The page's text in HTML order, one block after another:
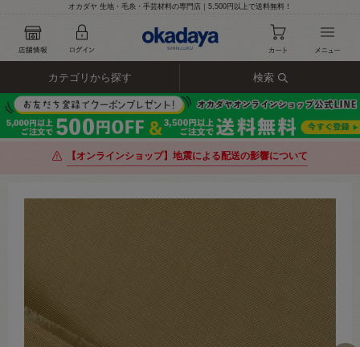
オカダヤ 生地・毛糸・手芸材料の専門店｜5,500円以上で送料無料！
カテゴリから探す 検索
【オンラインショップ】地震による配送の影響について